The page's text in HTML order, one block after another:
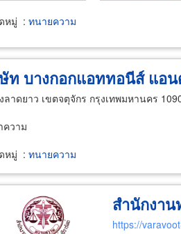
หมู่ : ทนายความ
ท บางกอกแอททอนีส์ แอน
ลาดยาว เขตจตุจักร กรุงเทพมหานคร
ความ
หมู่ : ทนายความ
สำนักงา
https://